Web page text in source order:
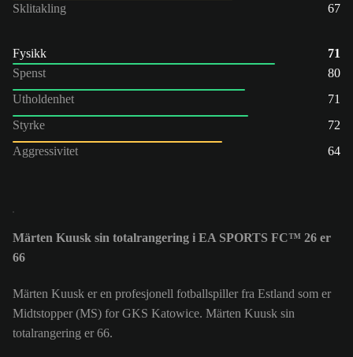
Sklitakling
67
Fysikk
71
Spenst
80
Utholdenhet
71
Styrke
72
Aggressivitet
64
Märten Kuusk sin totalrangering i EA SPORTS FC™ 26 er
66
Märten Kuusk er en profesjonell fotballspiller fra Estland som er
Midtstopper (MS) for GKS Katowice. Märten Kuusk sin
totalrangering er 66.